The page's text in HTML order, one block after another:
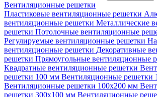
Вентиляционные решетки
Пластиковые вентиляционные решетки
вентиляционные решетки Металлические
решетки Потолочные вентиляционные
Регулируемые вентиляционные решетки
вентиляционные решетки Декоративные
решетки Прямоугольные вентиляционные
Квадратные вентиляционные решетки
решетки 100 мм Вентиляционные решетки
Вентиляционные решетки 100х200 мм
решетки 300х100 мм Вентиляционные